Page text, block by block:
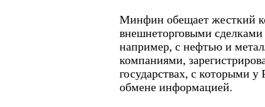
Минфин обещает жесткий
внешнеторговыми
например, с нефтью и
компаниями,
государствах, с которыми
обмене информацией.